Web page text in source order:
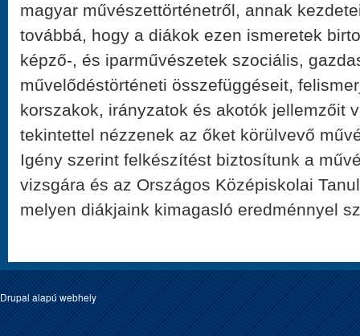
magyar művészettörténetről, annak
továbbá, hogy a diákok ezen ismeretek
képző-, és iparművészetek szociális,
művelődéstörténeti összefüggéseit,
korszakok, irányzatok és akotók jellemzőit
tekintettel nézzenek az őket körülvevő
Igény szerint felkészítést biztosítunk a
vizsgára és az Országos Középiskolai
melyen diákjaink kimagasló eredménnyel
Drupal alapú webhely